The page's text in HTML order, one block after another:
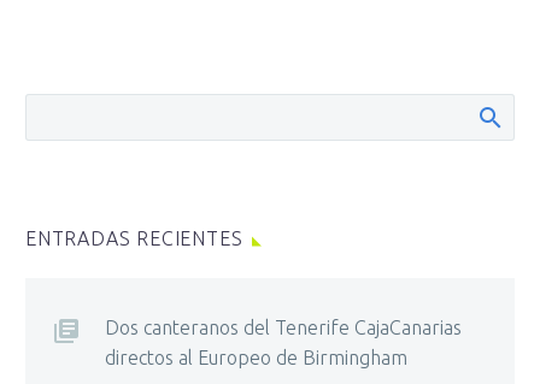
ENTRADAS RECIENTES
Dos canteranos del Tenerife CajaCanarias
directos al Europeo de Birmingham